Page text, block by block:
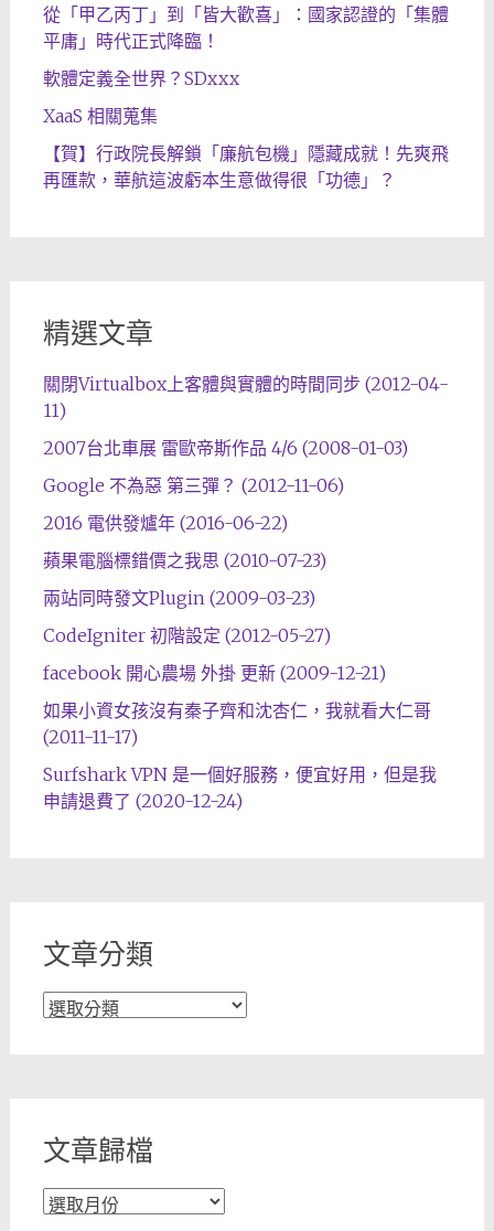
從「甲乙丙丁」到「皆大歡喜」：國家認證的「集體
平庸」時代正式降臨！
軟體定義全世界？SDxxx
XaaS 相關蒐集
【賀】行政院長解鎖「廉航包機」隱藏成就！先爽飛
再匯款，華航這波虧本生意做得很「功德」？
精選文章
關閉Virtualbox上客體與實體的時間同步 (2012-04-
11)
2007台北車展 雷歐帝斯作品 4/6 (2008-01-03)
Google 不為惡 第三彈？ (2012-11-06)
2016 電供發爐年 (2016-06-22)
蘋果電腦標錯價之我思 (2010-07-23)
兩站同時發文Plugin (2009-03-23)
CodeIgniter 初階設定 (2012-05-27)
facebook 開心農場 外掛 更新 (2009-12-21)
如果小資女孩沒有秦子齊和沈杏仁，我就看大仁哥
(2011-11-17)
Surfshark VPN 是一個好服務，便宜好用，但是我
申請退費了 (2020-12-24)
文章分類
文
文章歸檔
文